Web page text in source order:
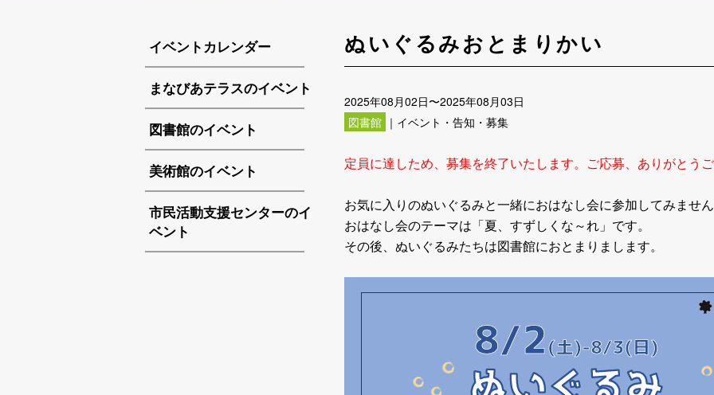
ぬいぐるみおとまりかい
2025年08月02日〜2025年08月03日
図書館 ｜イベント・告知・募集
定員に達しため、募集を終了いたします。ご応募、ありがとう
お気に入りのぬいぐるみと一緒におはなし会に参加してみませ
おはなし会のテーマは「夏、すずしくな～れ」です。
その後、ぬいぐるみたちは図書館におとまりまします。
イベントカレンダー
まなびあテラスのイベント
図書館のイベント
美術館のイベント
市民活動支援センターのイ
ベント